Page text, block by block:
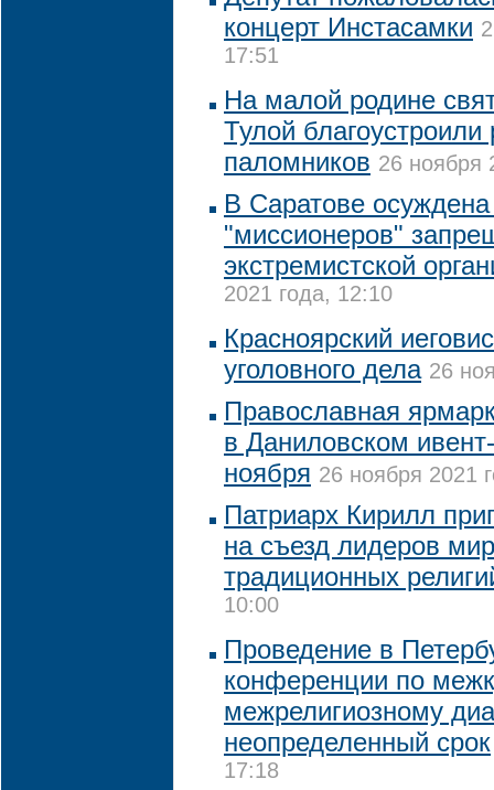
концерт Инстасамки
17:51
На малой родине
Тулой благоустроили
паломников 26 ноября
В Саратове осуждена
"миссионеров"
экстремистской
2021 года, 12:10
Красноярский
уголовного дела 26
Православная
в Даниловском
ноября 26 ноября 2021
Патриарх Кирилл
на съезд лидеров
традиционных
10:00
Проведение в
конференции по
межрелигиозному
неопределенный срок
17:18